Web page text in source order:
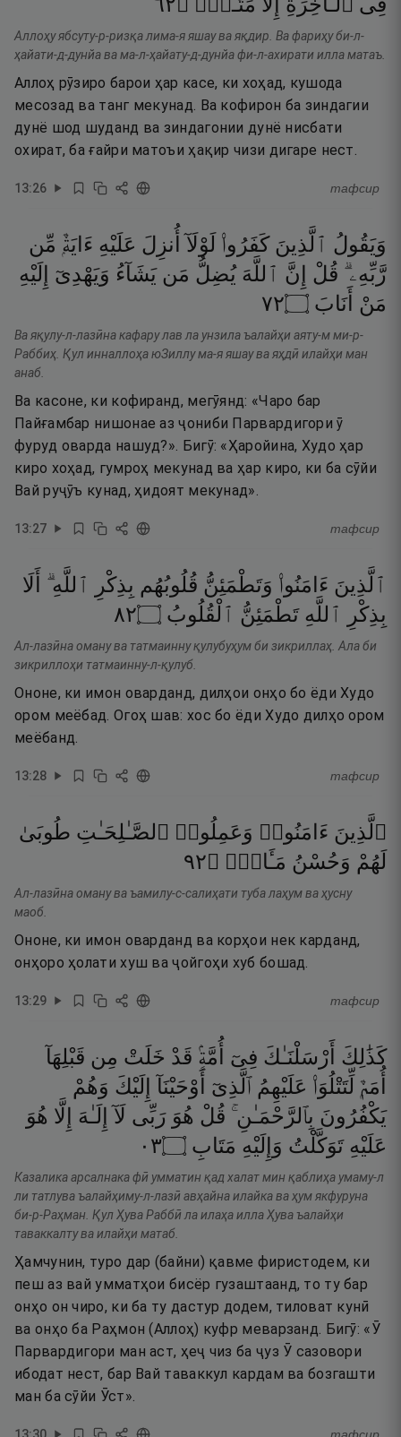
Аллоҳу ябсуту-р-ризқа лима-я яшау ва яқдир. Ва фариҳу би-л-
ҳайати-д-дунйа ва ма-л-ҳайату-д-дунйа фи-л-ахирати илла матаъ.
Аллоҳ рӯзиро барои ҳар касе, ки хоҳад, кушода
месозад ва танг мекунад. Ва кофирон ба зиндагии
дунё шод шуданд ва зиндагонии дунё нисбати
охират, ба ғайри матоъи ҳақир чизи дигаре нест.
13:26 тафсир
وَيَقُولُ ٱلَّذِينَ كَفَرُوا۟ لَوْلَآ أُنزِلَ عَلَيْهِ ءَايَةٌۭ مِّن
رَّبِّهِۦ ۗ قُلْ إِنَّ ٱللَّهَ يُضِلُّ مَن يَشَآءُ وَيَهْدِىٓ
إِلَيْهِ
مَنْ أَنَابَ ۝٢٧
Ва яқулу-л-лазӣна кафару лав ла унзила ъалайҳи аяту-м ми-р-
Раббиҳ. Қул инналлоҳа юЗиллу ма-я яшау ва яҳдӣ илайҳи ман
анаб.
Ва касоне, ки кофиранд, мегӯянд: «Чаро бар
Пайғамбар нишонае аз ҷониби Парвардигори ӯ
фуруд оварда нашуд?». Бигӯ: «Ҳаройина, Худо ҳар
киро хоҳад, гумроҳ мекунад ва ҳар киро, ки ба сӯйи
Вай руҷӯъ кунад, ҳидоят мекунад».
13:27 тафсир
ٱلَّذِينَ ءَامَنُوا۟ وَتَطْمَئِنُّ قُلُوبُهُم بِذِكْرِ ٱللَّهِ ۗ
أَلَا
بِذِكْرِ
ٱللَّهِ تَطْمَئِنُّ ٱلْقُلُوبُ ۝٢٨
Ал-лазӣна оману ва татмаинну қулубуҳум би зикриллаҳ. Ала би
зикриллоҳи татмаинну-л-қулуб.
Ононе, ки имон оварданд, дилҳои онҳо бо ёди Худо
ором меёбад. Огоҳ шав: хос бо ёди Худо дилҳо ором
меёбанд.
13:28 тафсир
ٱلَّذِينَ ءَامَنُوا۟ وَعَمِلُوا۟ ٱلصَّـٰلِحَـٰتِ طُوبَىٰ
لَهُمْ وَحُسْنُ مَـَٔابٍۢ ۝٢٩
Ал-лазӣна оману ва ъамилу-с-салиҳати туба лаҳум ва ҳусну
маоб.
Ононе, ки имон оварданд ва корҳои нек карданд,
онҳоро ҳолати хуш ва ҷойгоҳи хуб бошад.
13:29 тафсир
كَذَٰلِكَ أَرْسَلْنَـٰكَ فِىٓ أُمَّةٍۢ قَدْ خَلَتْ مِن قَبْلِهَآ
أُمَمٌۭ لِّتَتْلُوَا۟ عَلَيْهِمُ ٱلَّذِىٓ أَوْحَيْنَآ إِلَيْكَ وَهُمْ
يَكْفُرُونَ بِٱلرَّحْمَـٰنِ ۚ قُلْ هُوَ رَبِّى لَآ إِلَـٰهَ إِلَّا هُوَ
عَلَيْهِ تَوَكَّلْتُ وَإِلَيْهِ مَتَابِ ۝٣٠
Казалика арсалнака фӣ умматин қад халат мин қаблиҳа умаму-л
ли татлува ъалайҳиму-л-лазӣ авҳайна илайка ва ҳум якфуруна
би-р-Раҳман. Қул Ҳува Раббӣ ла илаҳа илла Ҳува ъалайҳи
таваккалту ва илайҳи матаб.
Ҳамчунин, туро дар (байни) қавме фиристодем, ки
пеш аз вай умматҳои бисёр гузаштаанд, то ту бар
онҳо он чиро, ки ба ту дастур додем, тиловат кунӣ
ва онҳо ба Раҳмон (Аллоҳ) куфр меварзанд. Бигӯ: «Ӯ
Парвардигори ман аст, ҳеҷ чиз ба ҷуз Ӯ сазовори
ибодат нест, бар Вай таваккул кардам ва бозгашти
ман ба сӯйи Ӯст».
13:30